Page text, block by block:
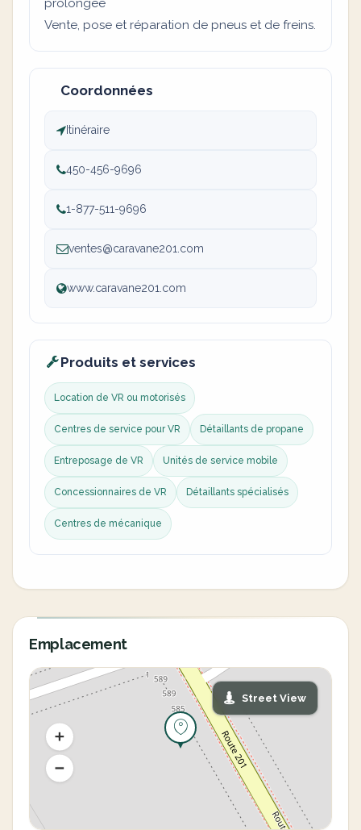
prolongée
Vente, pose et réparation de pneus et de freins.
Coordonnées
Itinéraire
450-456-9696
1-877-511-9696
ventes@caravane201.com
www.caravane201.com
Produits et services
Location de VR ou motorisés
Centres de service pour VR Détaillants de propane
Entreposage de VR Unités de service mobile
Concessionnaires de VR Détaillants spécialisés
Centres de mécanique
Emplacement
Street View